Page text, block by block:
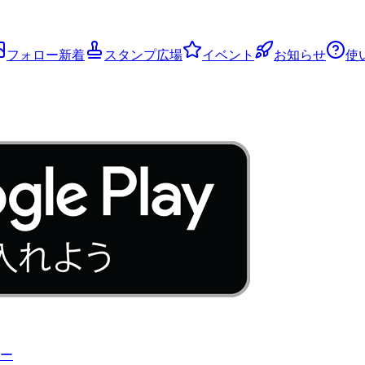
フォロー新着 スタンプ広場 イベント お知らせ 使